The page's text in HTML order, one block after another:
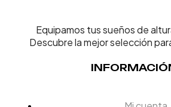
Equipamos tus sueños de
Descubre la mejor selección